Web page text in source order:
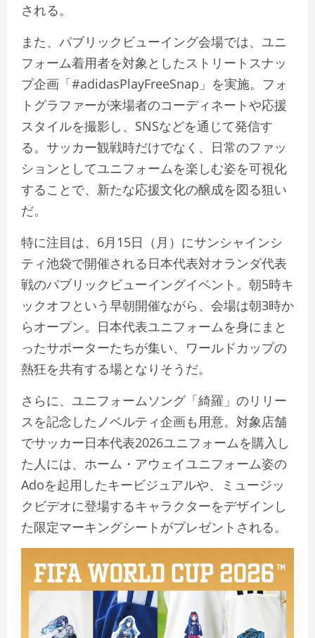
される。
また、パブリックビューイング会場では、ユニ
フォーム着用者を対象としたストリートスナッ
プ企画「#adidasPlayFreeSnap」を実施。フォ
トグラファーが来場者のコーディネートや応援
スタイルを撮影し、SNSなどを通じて発信す
る。サッカー観戦時だけでなく、日常のファッ
ションとしてユニフォームを楽しむ姿を可視化
することで、新たな応援文化の醸成を図る狙い
だ。
特に注目は、6月15日（月）にサンシャインシ
ティ池袋で開催される日本代表対オランダ代表
戦のパブリックビューイングイベント。朝5時キ
ックオフという早朝開催ながら、会場は朝3時か
らオープン。日本代表ユニフォームを身にまと
ったサポーターたちが集い、ワールドカップの
熱狂を共有する場となりそうだ。
さらに、ユニフォームソング「綺羅」のリリー
スを記念したノベルティ企画も用意。対象店舗
でサッカー日本代表2026ユニフォームを購入し
た人には、ホーム・アウェイユニフォーム姿の
Adoを起用したキービジュアルや、ミュージッ
クビデオに登場するキャラクターをデザインし
た限定マーキングシートがプレゼントされる。